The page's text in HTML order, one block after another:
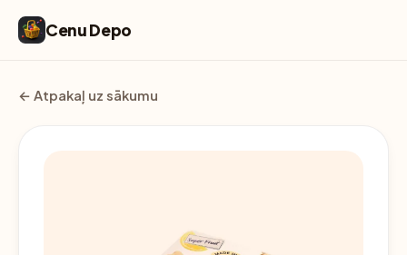
Cenu Depo
← Atpakaļ uz sākumu